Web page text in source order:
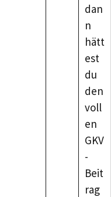
dan
n
hätt
est
du
den
voll
en
GKV
-
Beit
rag